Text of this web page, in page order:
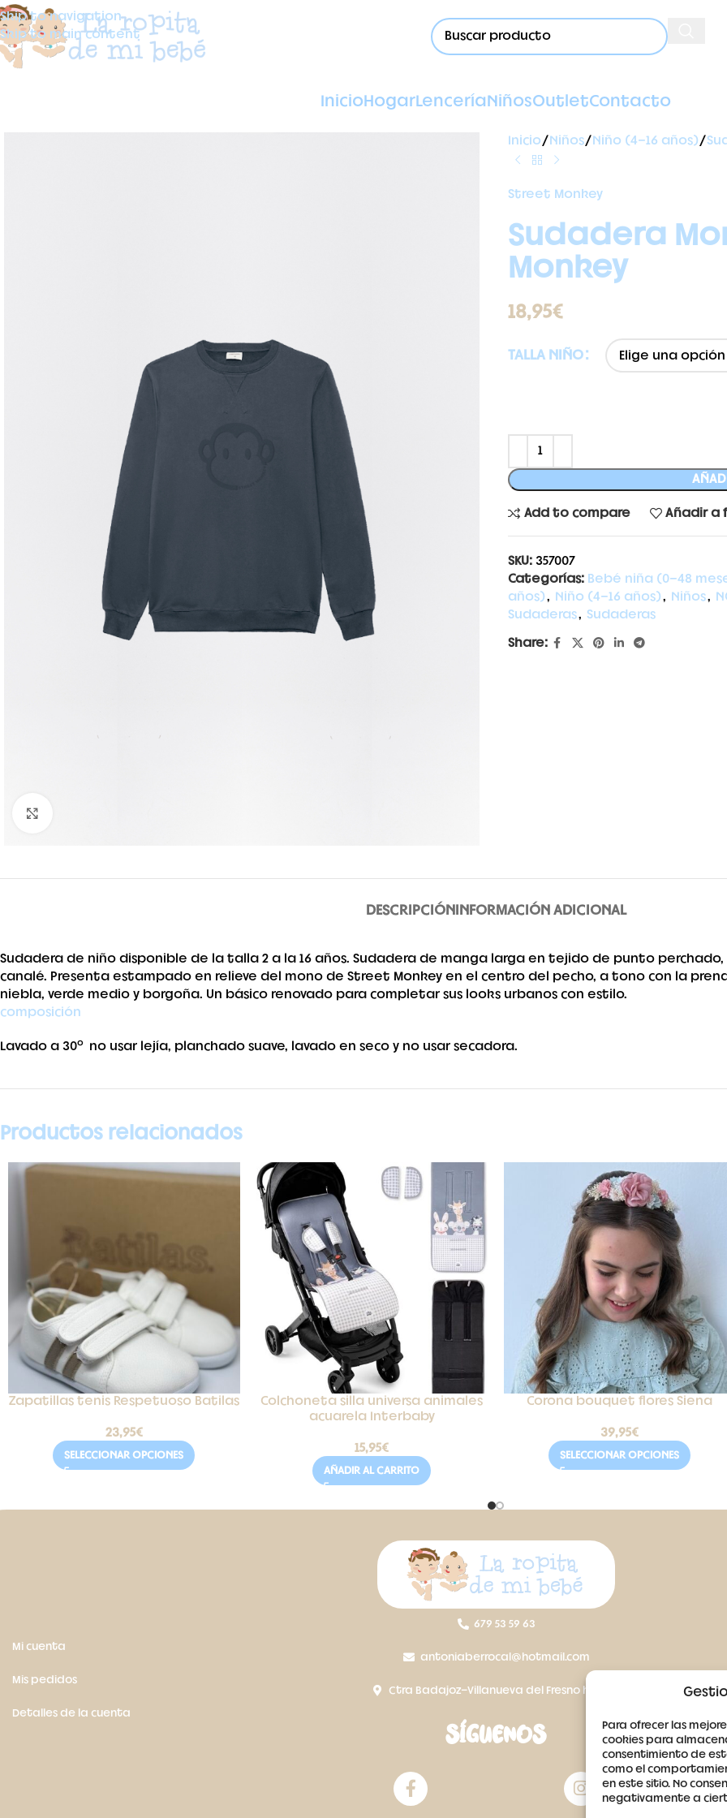
Para ofrecer las
cookies para
consentimiento de
como el
en este sitio. No
negativamente a
Skip to navigation
Skip to main content
InicioHogarLenceríaNiñosOutletContacto
Inicio Niños Niño (4-16 años)
Street Monkey
Sudadera
Monkey
18,95€
TALLA NIÑO
Add to compare Añadir a
SKU: 357007
Categorías: Bebé niña (0-48
años), Niño (4-16 años), Niños,
Sudaderas, Sudaderas
Share:
DESCRIPCIÓNINFORMACIÓN ADICIONAL
Sudadera de niño disponible de la talla 2 a la 16 años. Sudadera de manga larga en tejido de punto
canalé. Presenta estampado en relieve del mono de Street Monkey en el centro del pecho, a tono con la
niebla, verde medio y borgoña. Un básico renovado para completar sus looks urbanos con estilo.
composición
Lavado a 30º no usar lejía, planchado suave, lavado en seco y no usar secadora.
Productos relacionados
Zapatillas tenis Respetuoso Batilas
23,95€
SELECCIONAR OPCIONES
Colchoneta silla universa animales
acuarela Interbaby
15,95€
AÑADIR AL CARRITO
Corona bouquet flores Siena
39,95€
SELECCIONAR OPCIONES
Mi cuenta
Mis pedidos
Detalles de la cuenta
679 53 59 63
antoniaberrocal@hotmail.com
Ctra Badajoz-Villanueva del Fresno km 24,5
SÍGUENOS